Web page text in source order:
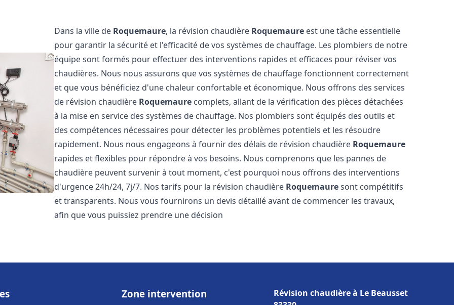
Dans la ville de Roquemaure, la révision chaudière Roquemaure est une tâche essentielle
pour garantir la sécurité et l'efficacité de vos systèmes de chauffage. Les plombiers de notre
équipe sont formés pour effectuer des interventions rapides et efficaces pour réviser vos
chaudières. Nous nous assurons que vos systèmes de chauffage fonctionnent correctement
et que vous bénéficiez d'une chaleur confortable et économique. Nous offrons des services
de révision chaudière Roquemaure complets, allant de la vérification des pièces détachées
à la mise en service des systèmes de chauffage. Nos plombiers sont équipés des outils et
des compétences nécessaires pour détecter les problèmes potentiels et les résoudre
rapidement. Nous nous engageons à fournir des délais de révision chaudière Roquemaure
rapides et flexibles pour répondre à vos besoins. Nous comprenons que les pannes de
chaudière peuvent survenir à tout moment, c'est pourquoi nous offrons des interventions
d'urgence 24h/24, 7j/7. Nos tarifs pour la révision chaudière Roquemauresont compétitifs
et transparents. Nous vous fournirons un devis détaillé avant de commencer les travaux,
afin que vous puissiez prendre une décision
Zone intervention
Révision chaudière à Le Beausset